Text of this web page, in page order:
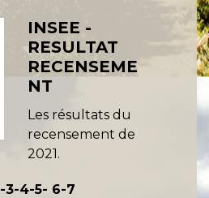
INSEE -
RESULTAT
RECENSEME
NT
Les résultats du
recensement de
2021.
-3-4-5- 6-7